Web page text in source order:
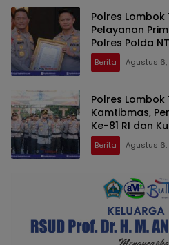
Polres Lombok
Pelayanan
Polres Polda
Berita Agustus
Polres
Kamtibmas,
Ke-81 RI dan
Berita Agustus